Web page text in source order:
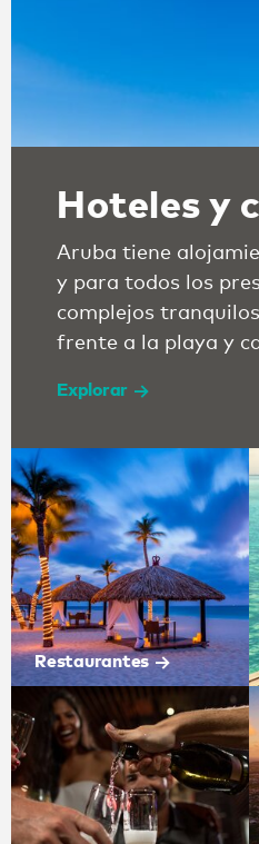
Hoteles y
Aruba tiene
y para todos los
complejos
frente a la playa y
Explorar
Restaurantes